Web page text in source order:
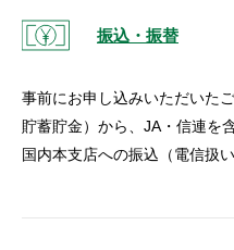
振込・振替
事前にお申し込みいただいた
貯蓄貯金）から、JA・信連を
国内本支店への振込（電信扱